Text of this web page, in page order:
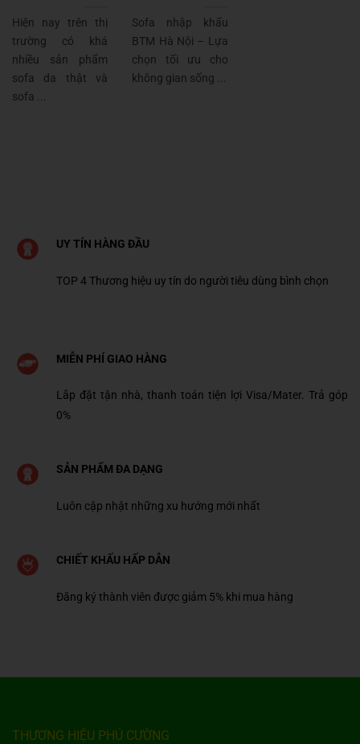
Hiện nay trên thị
trường có khá
nhiều sản phẩm
sofa da thật và
sofa ...
Sofa nhập khẩu
BTM Hà Nội – Lựa
chọn tối ưu cho
không gian sống ...
UY TÍN HÀNG ĐẦU
TOP 4 Thương hiệu uy tín do người tiêu dùng bình chọn
MIỄN PHÍ GIAO HÀNG
Lắp đặt tận nhà, thanh toán tiện lợi Visa/Mater. Trả góp
0%
SẢN PHẨM ĐA DẠNG
Luôn cập nhật những xu hướng mới nhất
CHIẾT KHẤU HẤP DẪN
Đăng ký thành viên được giảm 5% khi mua hàng
THƯƠNG HIỆU PHÚ CƯỜNG